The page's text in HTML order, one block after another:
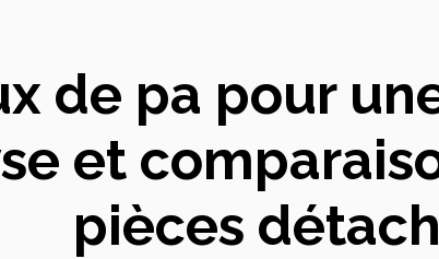
de pa pour
et
pièces